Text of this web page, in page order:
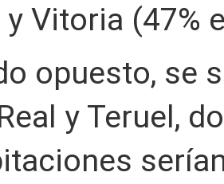
Vitoria (47%
opuesto, se
y Teruel,